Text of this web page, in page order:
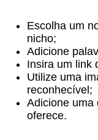
Escolha um
nicho;
Adicione
Insira um link
Utilize uma
reconhecível;
Adicione uma
oferece.